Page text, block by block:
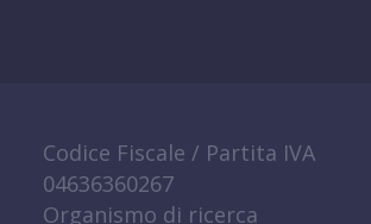
Codice Fiscale / Partita IVA
04636360267
Organismo di ricerca